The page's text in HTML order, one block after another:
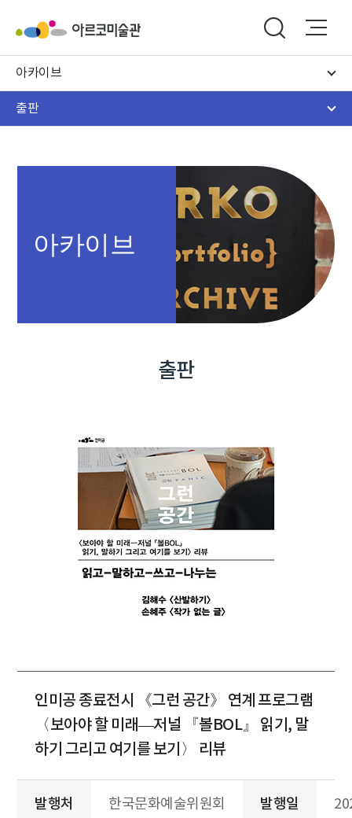
아카이브
출판
아카이브
출판
인미공 종료전시 《그런 공간》 연계 프로그램
〈보아야 할 미래―저널 『볼BOL』 읽기, 말
하기 그리고 여기를 보기〉 리뷰
발행처
한국문화예술위원회
발행일